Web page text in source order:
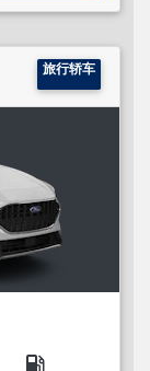
旅行轿车
local_gas_station